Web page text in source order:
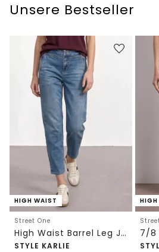
Unsere Bestseller
HIGH WAIST
Street One
High Waist Barrel Leg Jeans im Loose Fit
STYLE KARLIE